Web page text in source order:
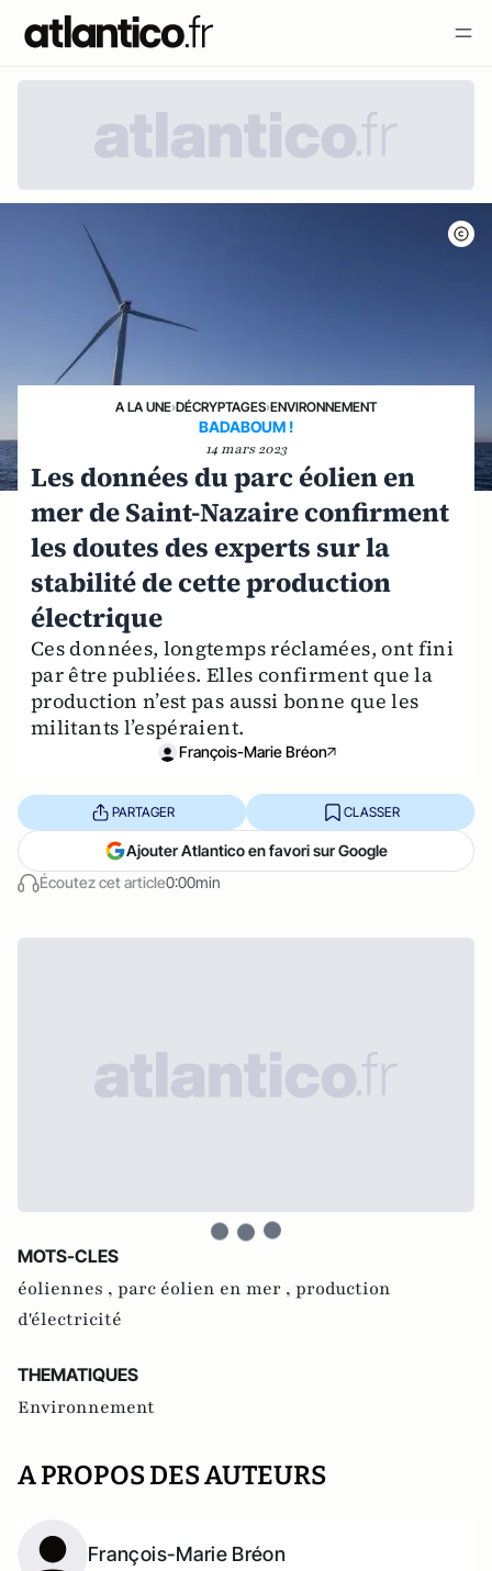
A LA UNE›DÉCRYPTAGES›ENVIRONNEMENT
BADABOUM !
14 mars 2023
Les données du parc éolien en
mer de Saint-Nazaire confirment
les doutes des experts sur la
stabilité de cette production
électrique
Ces données, longtemps réclamées, ont fini
par être publiées. Elles confirment que la
production n’est pas aussi bonne que les
militants l’espéraient.
François-Marie Bréon
Écoutez cet article0:00min
PARTAGER CLASSER
Ajouter Atlantico en favori sur Google
MOTS-CLES
éoliennes , parc éolien en mer , production
d'électricité
THEMATIQUES
Environnement
A PROPOS DES AUTEURS
François-Marie Bréon